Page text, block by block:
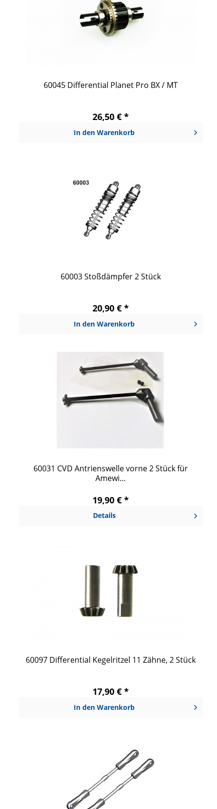
60045 Differential Planet Pro BX / MT
26,50 € *
In den Warenkorb
60003 Stoßdämpfer 2 Stück
20,90 € *
In den Warenkorb
60031 CVD Antrienswelle vorne 2 Stück für
Amewi...
19,90 € *
Details
60097 Differential Kegelritzel 11 Zähne, 2 Stück
17,90 € *
In den Warenkorb